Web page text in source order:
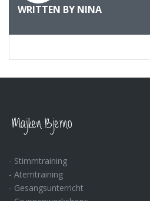
WRITTEN BY NINA
- Stimmtraining
- Atemtraining
- Gesangsunterricht